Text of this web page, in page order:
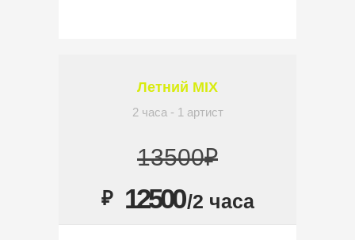
Летний MIX
2 часа - 1 артист
13500₽
₽ 12500/2 часа